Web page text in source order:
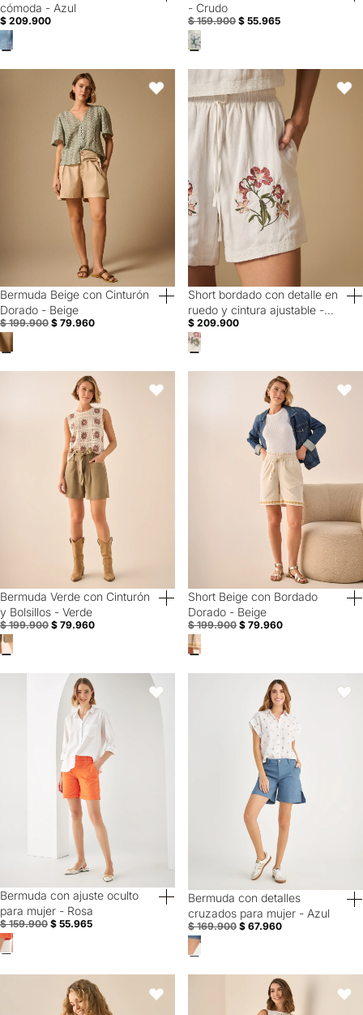
cómoda - Azul
$ 209.900
- Crudo
$ 159.900 $ 55.965
Bermuda Beige con Cinturón Dorado - Beige
60% Off
Bermuda Beige con Cinturón
Dorado - Beige
$ 199.900 $ 79.960
Favoritos
Short bordado con detalle en
40% Off
Short bordado con detalle en
ruedo y cintura ajustable -
Crudo
$ 209.900
Bermuda Verde con Cinturón y Bolsillos - Verde
60% Off
Bermuda Verde con Cinturón
y Bolsillos - Verde
$ 199.900 $ 79.960
Favoritos
Short Beige con Bordado Dorado
60% Off
Short Beige con Bordado
Dorado - Beige
$ 199.900 $ 79.960
Bermuda con ajuste oculto para mujer - Rosa
Special Prices
Bermuda con ajuste oculto
para mujer - Rosa
$ 159.900 $ 55.965
Favoritos
Bermuda con detalles cruzados
60% Off
Bermuda con detalles
cruzados para mujer - Azul
$ 169.900 $ 67.960
Short tipo paper bag con cinturón para mujer - Crudo
Favoritos
Bermuda de tela fluida para